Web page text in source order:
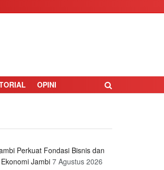
OPINI
Perkuat Fondasi Bisnis dan
Jambi 7 Agustus 2026